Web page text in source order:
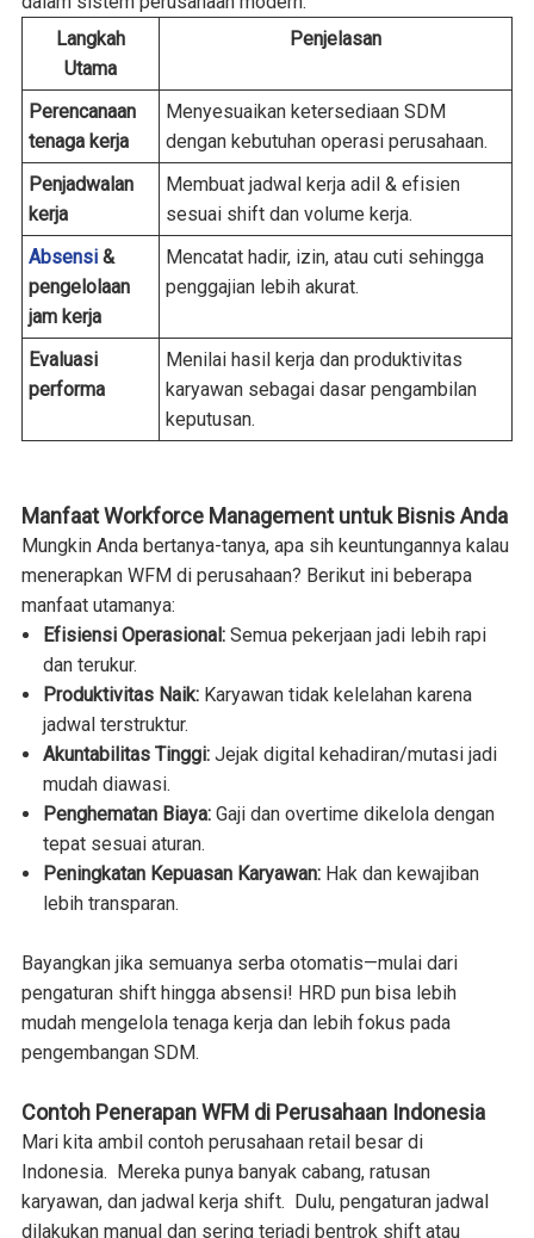
Langkah
Utama
Penjelasan
Perencanaan
tenaga kerja
Menyesuaikan ketersediaan SDM
dengan kebutuhan operasi perusahaan.
Penjadwalan
kerja
Membuat jadwal kerja adil & efisien
sesuai shift dan volume kerja.
Absensi &
pengelolaan
jam kerja
Mencatat hadir, izin, atau cuti sehingga
penggajian lebih akurat.
Evaluasi
performa
Menilai hasil kerja dan produktivitas
karyawan sebagai dasar pengambilan
keputusan.
Manfaat Workforce Management untuk Bisnis Anda
Mungkin Anda bertanya-tanya, apa sih keuntungannya kalau
menerapkan WFM di perusahaan? Berikut ini beberapa
manfaat utamanya:
Efisiensi Operasional: Semua pekerjaan jadi lebih rapi
dan terukur.
Produktivitas Naik: Karyawan tidak kelelahan karena
jadwal terstruktur.
Akuntabilitas Tinggi: Jejak digital kehadiran/mutasi jadi
mudah diawasi.
Penghematan Biaya: Gaji dan overtime dikelola dengan
tepat sesuai aturan.
Peningkatan Kepuasan Karyawan: Hak dan kewajiban
lebih transparan.
Bayangkan jika semuanya serba otomatis—mulai dari
pengaturan shift hingga absensi! HRD pun bisa lebih
mudah mengelola tenaga kerja dan lebih fokus pada
pengembangan SDM.
Contoh Penerapan WFM di Perusahaan Indonesia
Mari kita ambil contoh perusahaan retail besar di
Indonesia. Mereka punya banyak cabang, ratusan
karyawan, dan jadwal kerja shift. Dulu, pengaturan jadwal
dilakukan manual dan sering terjadi bentrok shift atau